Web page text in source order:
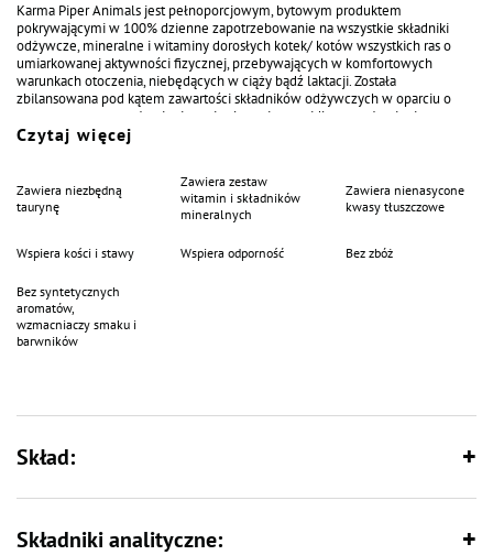
Karma Piper Animals jest pełnoporcjowym, bytowym produktem
pokrywającymi w 100% dzienne zapotrzebowanie na wszystkie składniki
odżywcze, mineralne i witaminy dorosłych kotek/ kotów wszystkich ras o
umiarkowanej aktywności fizycznej, przebywających w komfortowych
warunkach otoczenia, niebędących w ciąży bądź laktacji. Została
zbilansowana pod kątem zawartości składników odżywczych w oparciu o
nowoczesne normy żywieniowe i zalecenia prawidłowego żywienia.
Zapewnia prawidłowe utrzymanie mineralizacji kości i zębów oraz
biorących udział w procesach ochronnych w stosunku do tkanki nerwowej i
uczestniczącej w procesach rozrodczych - ich łączna zawartość w karmie
wynosi 1% w całej puli kwasów tłuszczowych. Występujące kwasy
metabolicznych i łącznie z kwasami tłuszczowymi n-3 odgrywają istotną rolę
Czytaj więcej
Zawiera niezbędną
taurynę
Zawiera zestaw
witamin i składników
mineralnych
Zawiera nienasycone
kwasy tłuszczowe
Wspiera kości i stawy Wspiera odporność Bez zbóż
Bez syntetycznych
aromatów,
wzmacniaczy smaku i
barwników
Skład:
Składniki analityczne: